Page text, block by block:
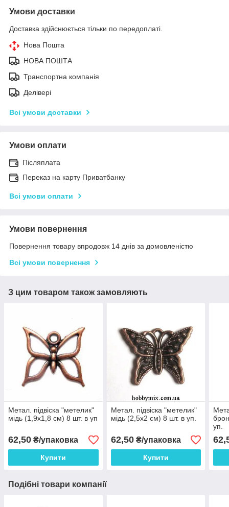
Умови доставки
Доставка здійснюється тільки по передоплаті.
Нова Пошта
НОВА ПОШТА
Транспортна компанія
Делівері
Всі умови доставки
Умови оплати
Післяплата
Переказ на карту Приватбанку
Всі умови оплати
Умови повернення
Повернення товару впродовж 14 днів за домовленістю
Всі умови повернення
З цим товаром також замовляють
Метал. підвіска "метелик"
мідь (1,9х1,8 см) 8 шт. в уп
62,50 ₴/упаковка
Купити
Метал. підвіска "метелик"
мідь (2,5х2 см) 8 шт. в уп.
62,50₴/упаковка
Купити
уп.
Подібні товари компанії